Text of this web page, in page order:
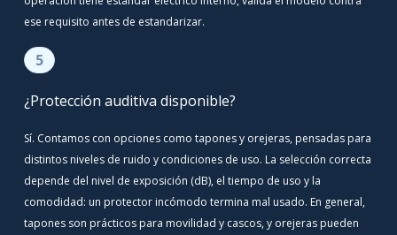
ese requisito antes de estandarizar.
5
¿Protección auditiva disponible?
Sí. Contamos con opciones como tapones y orejeras, pensadas para
distintos niveles de ruido y condiciones de uso. La selección correcta
depende del nivel de exposición (dB), el tiempo de uso y la
comodidad: un protector incómodo termina mal usado. En general,
tapones son prácticos para movilidad y cascos, y orejeras pueden